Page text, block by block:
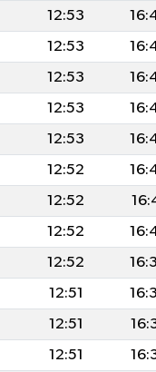
12:53
12:53
12:53
12:53
12:53
12:52
12:52
12:52
12:52
12:51
12:51
12:51